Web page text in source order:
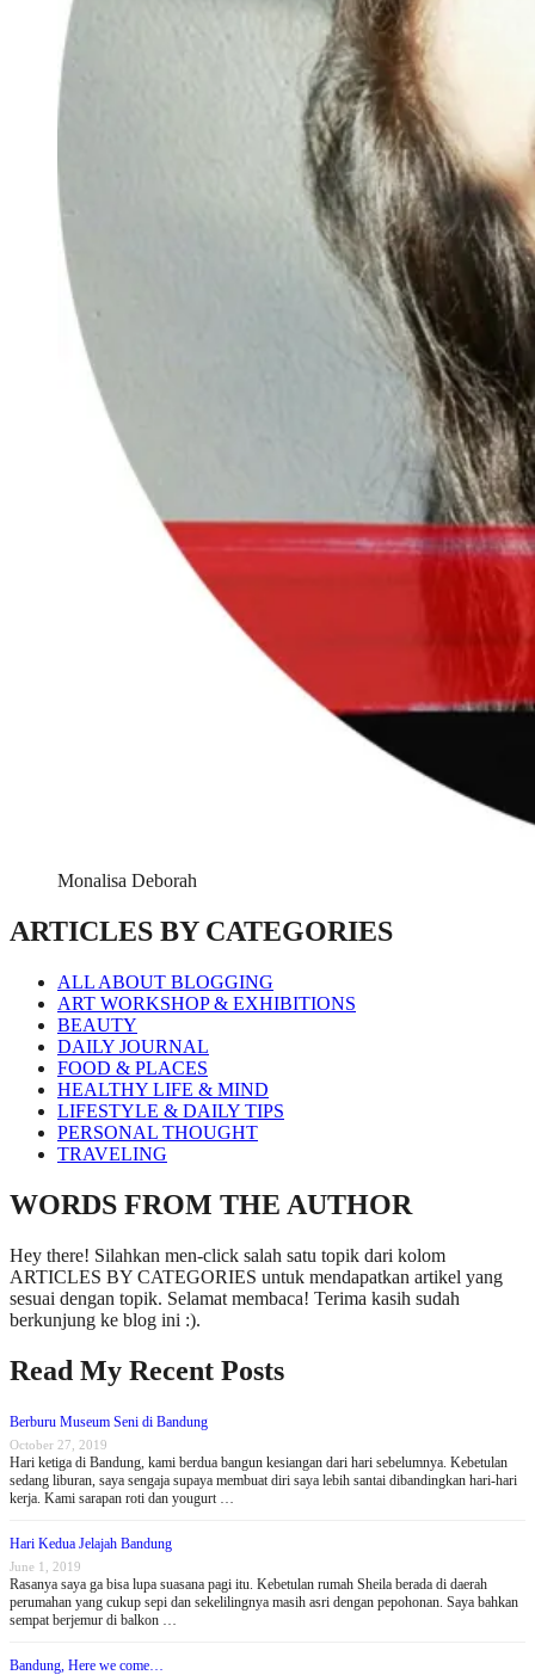
Monalisa Deborah
ARTICLES BY CATEGORIES
ALL ABOUT BLOGGING
ART WORKSHOP & EXHIBITIONS
BEAUTY
DAILY JOURNAL
FOOD & PLACES
HEALTHY LIFE & MIND
LIFESTYLE & DAILY TIPS
PERSONAL THOUGHT
TRAVELING
WORDS FROM THE AUTHOR
Hey there! Silahkan men-click salah satu topik dari kolom
ARTICLES BY CATEGORIES untuk mendapatkan artikel yang
sesuai dengan topik. Selamat membaca! Terima kasih sudah
berkunjung ke blog ini :).
Read My Recent Posts
Berburu Museum Seni di Bandung
October 27, 2019
Hari ketiga di Bandung, kami berdua bangun kesiangan dari hari sebelumnya. Kebetulan
sedang liburan, saya sengaja supaya membuat diri saya lebih santai dibandingkan hari-hari
kerja. Kami sarapan roti dan yougurt …
Hari Kedua Jelajah Bandung
June 1, 2019
Rasanya saya ga bisa lupa suasana pagi itu. Kebetulan rumah Sheila berada di daerah
perumahan yang cukup sepi dan sekelilingnya masih asri dengan pepohonan. Saya bahkan
sempat berjemur di balkon …
Bandung, Here we come…